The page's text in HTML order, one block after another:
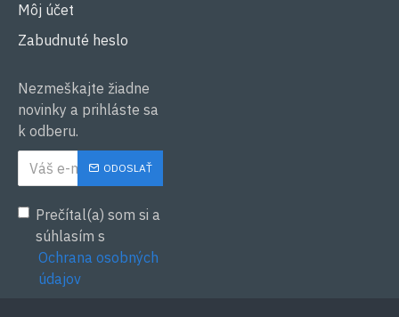
Môj účet
Zabudnuté heslo
Nezmeškajte žiadne
novinky a prihláste sa
k odberu.
ODOSLAŤ
Prečítal(a) som si a
súhlasím s
Ochrana osobných
údajov